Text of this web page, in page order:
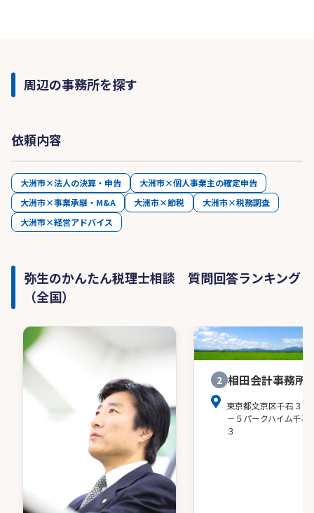
周辺の事務所を探す
依頼内容
大洲市×法人の決算・申告
大洲市×個人事業主の確定申告
大洲市×事業承継・M&A
大洲市×節税
大洲市×税務調査
大洲市×経営アドバイス
弥生のかんたん税理士相談 質問回答ランキング
（全国）
2 相田会計事務所
東京都文京区千石３－
－５パークハイム千石
３